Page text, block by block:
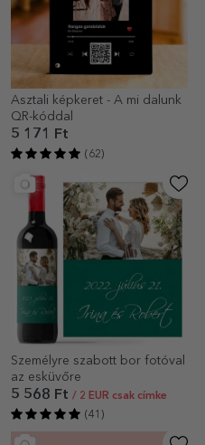
Asztali képkeret - A mi dalunk
QR-kóddal
5 171 Ft
(62)
Személyre szabott bor fotóval
az esküvőre
5 568 Ft / 2 EUR csak címke
(41)